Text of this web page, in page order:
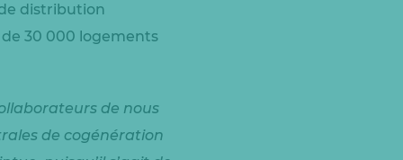
distribution
30 000 logements
de nous
de cogénération